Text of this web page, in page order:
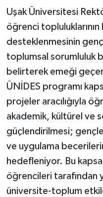
Uşak Üniversitesi
öğrenci topluluklarının
desteklenmesinin
toplumsal sorumluluk
belirterek emeği
ÜNİDES programı
projeler aracılığıyla
akademik, kültürel ve
güçlendirilmesi;
ve uygulama
hedefleniyor. Bu
öğrencileri tarafından
üniversite-toplum